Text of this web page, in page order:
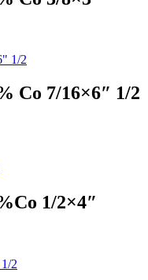
Co 7/16×6″ 1/2
1/2×4″